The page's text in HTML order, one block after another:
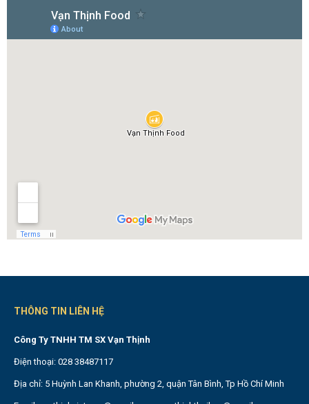
THÔNG TIN LIÊN HỆ
Công Ty TNHH TM SX Vạn Thịnh
Điện thoại: 028 38487117
Địa chỉ: 5 Huỳnh Lan Khanh, phường 2, quận Tân Bình, Tp Hồ Chí Minh